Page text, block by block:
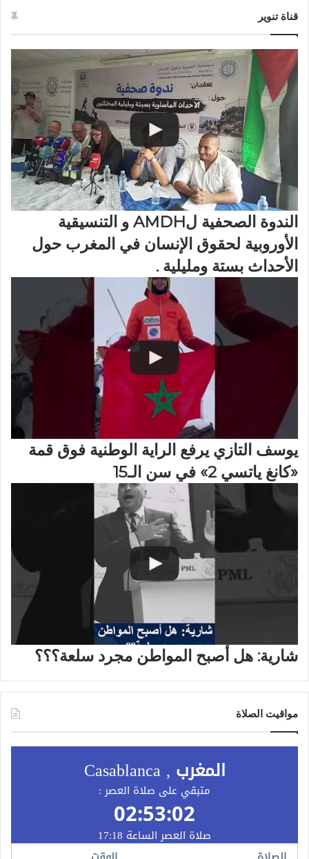
قناة تنوير
الندوة الصحفية لAMDH و التنسيقية
الأوروبية لحقوق الإنسان في المغرب حول
الأحداث بستة ومليلية .
يوسف التازي يرفع الراية الوطنية فوق قمة
«كانغ ياتسي 2» في سن الـ15
شارية: هل أصبح المواطن مجرد سلعة؟؟؟
مواقيت الصلاة